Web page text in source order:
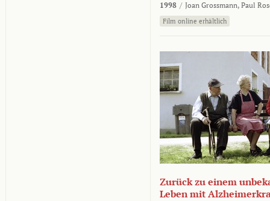
1998 / Joan Grossmann, Paul
Film online erhältlich
Zurück zu einem
Leben mit